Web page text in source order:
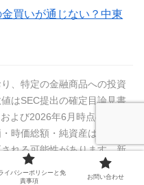
買いが通じない？中東
、特定の金融商品への投資
はSEC提出の確定目論見書
よび2026年6月時点の報
時価総額・純資産は日々変
れる可能性があります。新
が大きく、元本割れの可能性
のもとで、最新の公式情報
イバシーポリシーと免
責事項
お問い合わせ